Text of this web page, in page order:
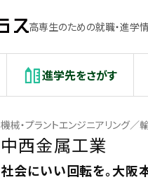
高専生のための就職・進学
進学先をさがす
機械・プラントエンジニアリング
中西金属工業
社会にいい回転を。大阪